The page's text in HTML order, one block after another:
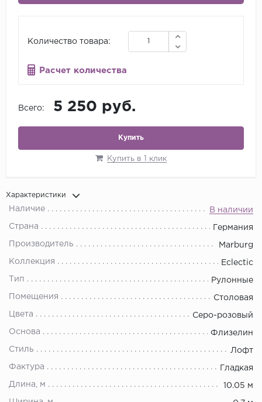
Количество товара:
Расчет количества
Всего: 5 250 руб.
Купить
Купить в 1 клик
Характеристики
Наличие В наличии
Страна Германия
Производитель Marburg
Коллекция Eclectic
Тип Рулонные
Помещения Столовая
Цвета Серо-розовый
Основа Флизелин
Стиль Лофт
Фактура Гладкая
Длина, м 10.05 м